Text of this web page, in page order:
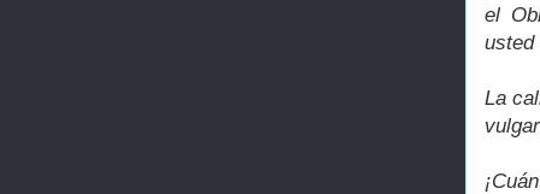
el
usted
La